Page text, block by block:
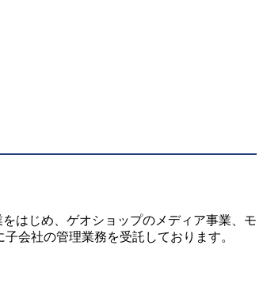
はじめ、ゲオショップのメディア事業、モ
会社の管理業務を受託しております。